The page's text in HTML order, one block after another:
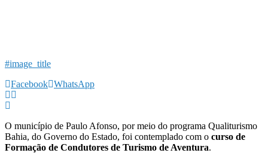
#image_title
Facebook WhatsApp
O município de Paulo Afonso, por meio do programa Qualiturismo
Bahia, do Governo do Estado, foi contemplado com o curso de
Formação de Condutores de Turismo de Aventura.